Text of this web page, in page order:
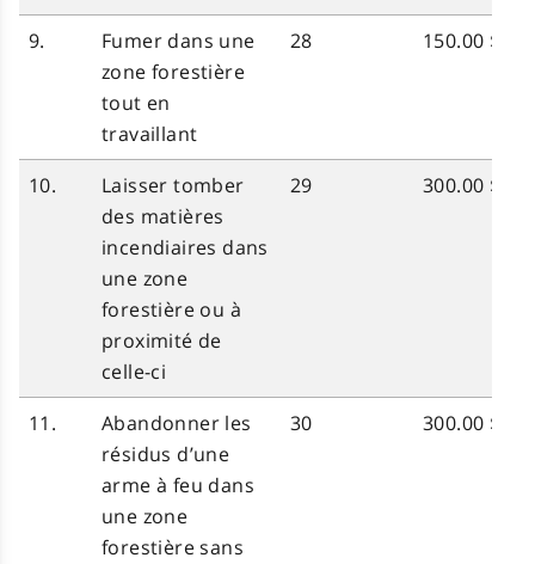
9.
Fumer dans une
zone forestière
tout en
travaillant
28 150.00 $
10.
Laisser tomber
des matières
incendiaires dans
une zone
forestière ou à
proximité de
celle-ci
29 300.00 $
11.
Abandonner les
résidus d’une
arme à feu dans
une zone
forestière sans
30 300.00 $